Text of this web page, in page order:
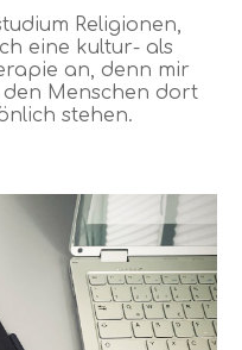
Religionen,
eine kultur- als
an, denn mir
den Menschen dort
stehen.